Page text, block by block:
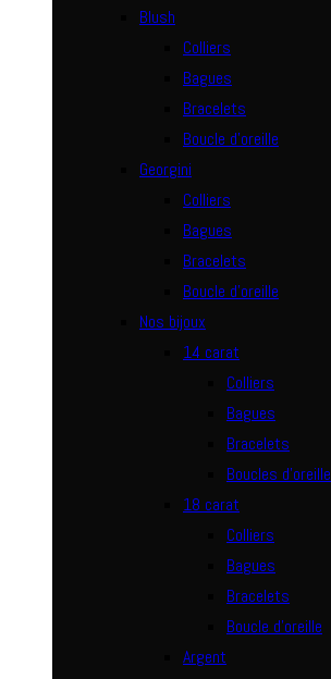
Blush
Colliers
Bagues
Bracelets
Boucle d’oreille
Georgini
Colliers
Bagues
Bracelets
Boucle d’oreille
Nos bijoux
14 carat
Colliers
Bagues
Bracelets
Boucles d’oreille
18 carat
Colliers
Bagues
Bracelets
Boucle d’oreille
Argent